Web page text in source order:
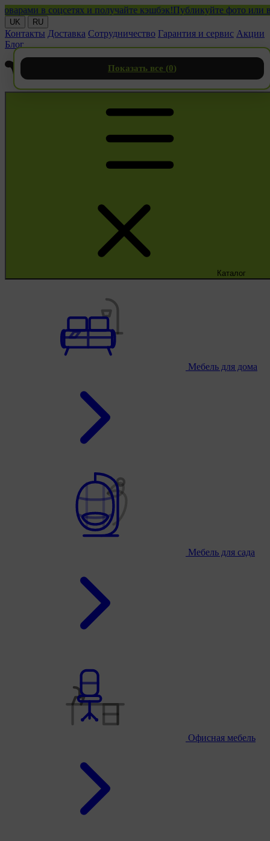
в соцсетях и получайте кэшбэк!Публикуйте фото или видео
UK RU
Контакты Доставка Сотрудничество Гарантия и сервис Акции
Блог
Каталог
Мебель для дома
Мебель для сада
Офисная мебель
Показать все (0)